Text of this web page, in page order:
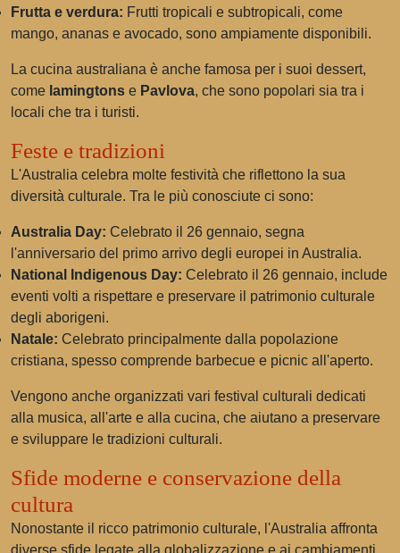
Frutta e verdura: Frutti tropicali e subtropicali, come
mango, ananas e avocado, sono ampiamente disponibili.
La cucina australiana è anche famosa per i suoi dessert,
come lamingtons e Pavlova, che sono popolari sia tra i
locali che tra i turisti.
Feste e tradizioni
L'Australia celebra molte festività che riflettono la sua
diversità culturale. Tra le più conosciute ci sono:
Australia Day: Celebrato il 26 gennaio, segna
l'anniversario del primo arrivo degli europei in Australia.
National Indigenous Day: Celebrato il 26 gennaio, include
eventi volti a rispettare e preservare il patrimonio culturale
degli aborigeni.
Natale: Celebrato principalmente dalla popolazione
cristiana, spesso comprende barbecue e picnic all'aperto.
Vengono anche organizzati vari festival culturali dedicati
alla musica, all'arte e alla cucina, che aiutano a preservare
e sviluppare le tradizioni culturali.
Sfide moderne e conservazione della
cultura
Nonostante il ricco patrimonio culturale, l'Australia affronta
diverse sfide legate alla globalizzazione e ai cambiamenti